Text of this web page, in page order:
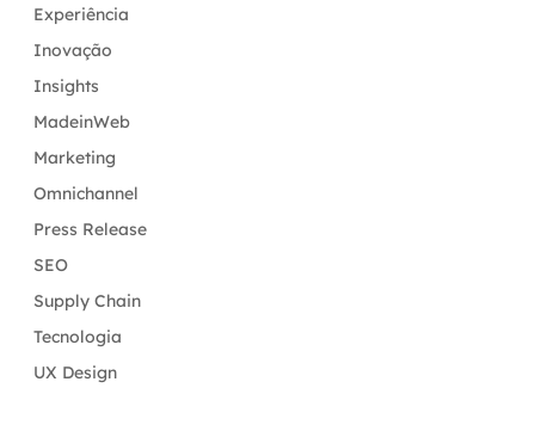
Experiência
Inovação
Insights
MadeinWeb
Marketing
Omnichannel
Press Release
SEO
Supply Chain
Tecnologia
UX Design